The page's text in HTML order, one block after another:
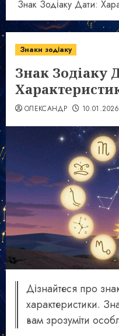
Знак Зодіаку Дати:
Знаки зодіаку
Знак Зодіаку
ОЛЕКСАНДР 10.01.2026
Дізнайтеся про
характеристики.
вам зрозуміти